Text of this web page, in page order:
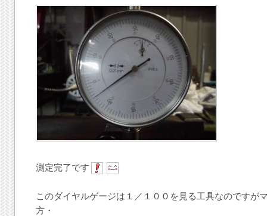
測定完了です
このダイヤルゲージは１／１００を見る工具なのですが
方・